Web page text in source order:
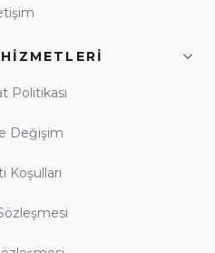
Politikası
Değişim
Koşulları